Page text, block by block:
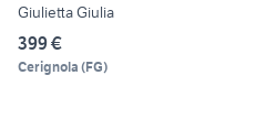
Giulietta Giulia
399 €
Cerignola (FG)